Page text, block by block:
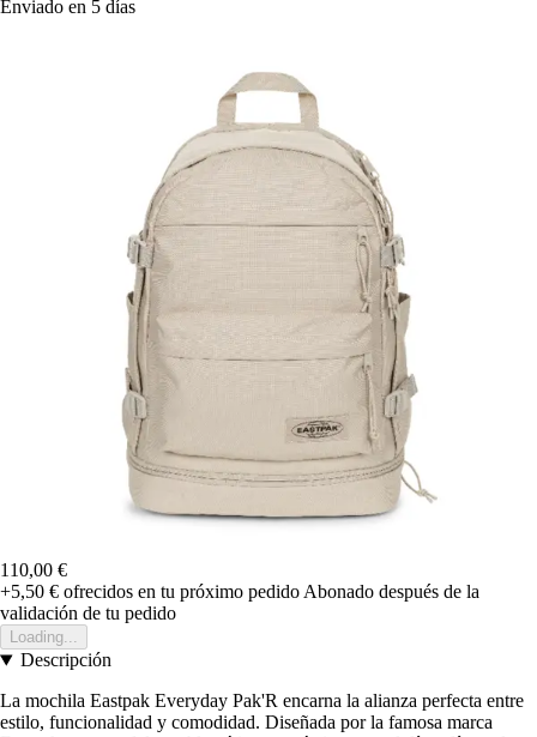
Enviado en 5 días
110,00 €
+5,50 € ofrecidos en tu próximo pedido Abonado después de la
validación de tu pedido
Loading...
Descripción
La mochila Eastpak Everyday Pak'R encarna la alianza perfecta entre
estilo, funcionalidad y comodidad. Diseñada por la famosa marca